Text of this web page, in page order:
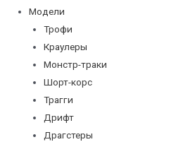
Модели
Трофи
Краулеры
Монстр-траки
Шорт-корс
Трагги
Дрифт
Драгстеры